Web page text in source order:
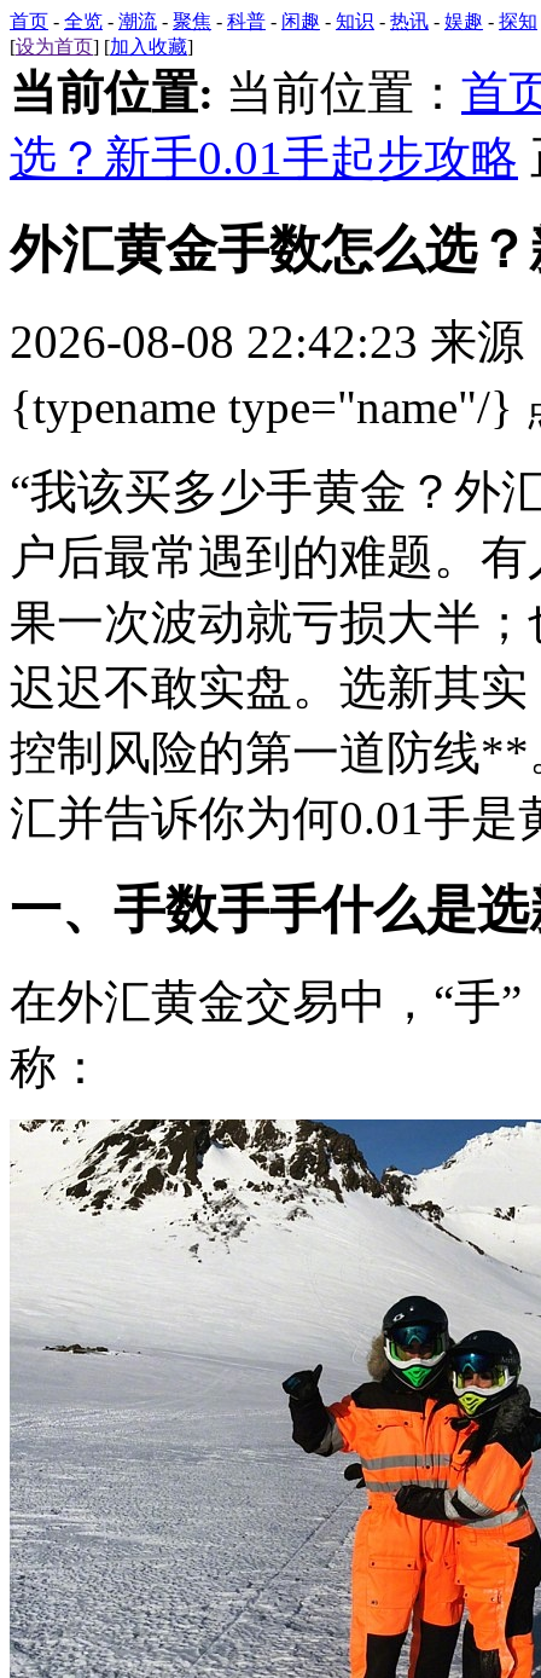
首页 - 全览 - 潮流 - 聚焦 - 科普 - 闲趣 - 知识 - 热讯 - 娱趣 - 探知
[设为首页] [加入收藏]
当前位置: 当前位置： 首
选？新手0.01手起步攻略
外汇黄金手数怎么选
2026-08-08 22:42:23 来源
{typename type="name"/}
“我该买多少手黄金？外
户后最常遇到的难题。
果一次波动就亏损大半
迟迟不敢实盘。选新其
控制风险的第一道防线**
汇并告诉你为何0.01手
一、手数手手什么是
在外汇黄金交易中，“手
称：